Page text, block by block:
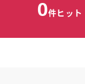
0件ヒット